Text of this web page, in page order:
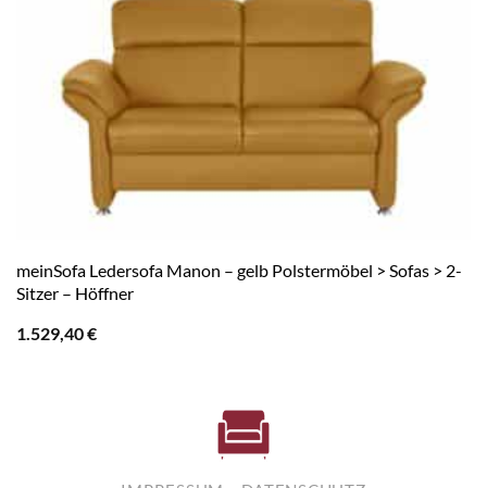
meinSofa Ledersofa Manon – gelb Polstermöbel > Sofas > 2-
Sitzer – Höffner
1.529,40€